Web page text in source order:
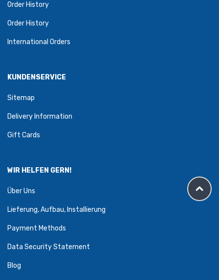
Order History
Order History
International Orders
KUNDENSERVICE
Sitemap
Delivery Information
Gift Cards
WIR HELFEN GERN!
Über Uns
Lieferung, Aufbau, Installierung
Payment Methods
Data Security Statement
Blog